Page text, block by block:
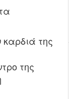
καρδιά της
της